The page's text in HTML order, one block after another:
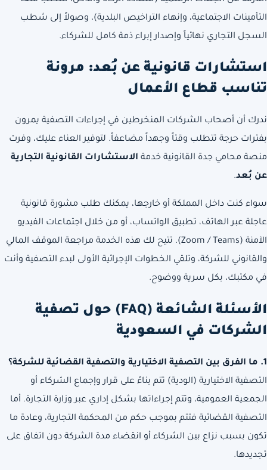
التأمينات الاجتماعية، وإنهاء التراخيص البلدية)، وصولاً إلى شطب
السجل التجاري نهائياً وإصدار إبراء ذمة كامل للشركاء.
استشارات قانونية عن بُعد: مرونة
تناسب قطاع الأعمال
ندرك أن أصحاب الشركات المنخرطين في إجراءات التصفية يمرون
بفترات حرجة تتطلب وقتاً وجهداً مضاعفاً. لتوفير العناء عليك، وفرت
منصة محامي جدة القانونية خدمة الاستشارات القانونية التجارية
عن بُعد.
سواء كنت داخل المملكة أو خارجها، يمكنك طلب مشورة قانونية
عاجلة عبر الهاتف، تطبيق الواتساب، أو من خلال اجتماعات الفيديو
الآمنة (Zoom / Teams). تتيح لك هذه الخدمة مراجعة الموقف المالي
والقانوني للشركة، وتلقي الخطوات الإجرائية الأولى لبدء التصفية وأنت
في مكتبك، بكل سرية ووضوح.
الأسئلة الشائعة (FAQ) حول تصفية
الشركات في السعودية
1. ما الفرق بين التصفية الاختيارية والتصفية القضائية للشركة؟
التصفية الاختيارية (الودية) تتم بناءً على قرار وإجماع الشركاء أو
الجمعية العمومية، وتتم إجراءاتها بشكل إداري عبر وزارة التجارة. أما
التصفية القضائية فتتم بموجب حكم من المحكمة التجارية، وعادة ما
تكون بسبب نزاع بين الشركاء أو انقضاء مدة الشركة دون اتفاق على
تجديدها.